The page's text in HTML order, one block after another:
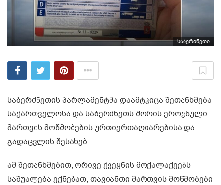
საბერძნეთი
საბერძნეთის პარლამენტმა დაამტკიცა შეთანხმება
საქართველოსა და საბერძნეთს შორის ეროვნული
მართვის მოწმობების ურთიერთაღიარებისა და
გადაცვლის შესახებ.
ამ შეთანხმებით, ორივე ქვეყნის მოქალაქეებს
საშუალება ექნებათ, თავიანთი მართვის მოწმობები